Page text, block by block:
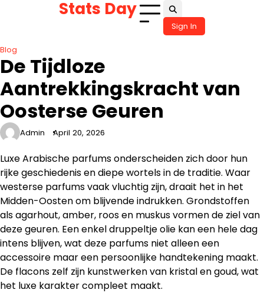
Stats Day
Sign In
Blog
De Tijdloze
Aantrekkingskracht van
Oosterse Geuren
Admin April 20, 2026
Luxe Arabische parfums onderscheiden zich door hun
rijke geschiedenis en diepe wortels in de traditie. Waar
westerse parfums vaak vluchtig zijn, draait het in het
Midden-Oosten om blijvende indrukken. Grondstoffen
als agarhout, amber, roos en muskus vormen de ziel van
deze geuren. Een enkel druppeltje olie kan een hele dag
intens blijven, wat deze parfums niet alleen een
accessoire maar een persoonlijke handtekening maakt.
De flacons zelf zijn kunstwerken van kristal en goud, wat
het luxe karakter compleet maakt.